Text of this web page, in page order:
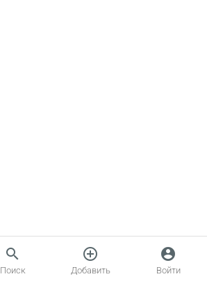
search
Поиск
add_circle_outline
Добавить
account_circle
Войти